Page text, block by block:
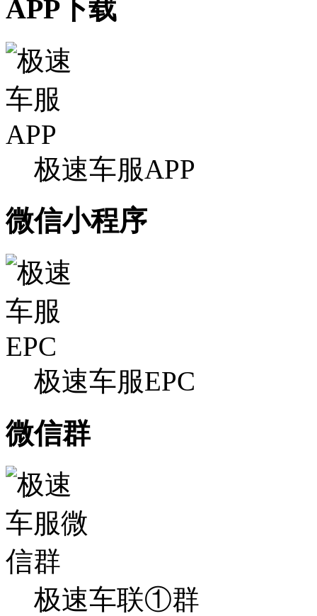
APP下载
极速车服APP
微信小程序
极速车服EPC
微信群
极速车联①群